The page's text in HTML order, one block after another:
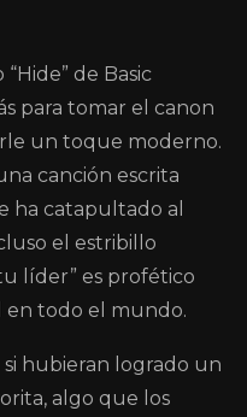
de Basic
para tomar el canon
un toque moderno.
canción escrita
ha catapultado al
el estribillo
líder” es profético
en todo el mundo.
hubieran logrado un
algo que los